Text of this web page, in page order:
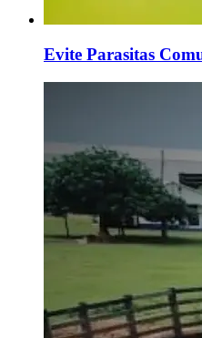
Evite Parasitas